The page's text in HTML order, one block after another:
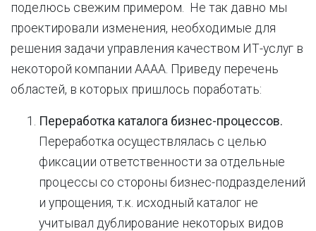
поделюсь свежим примером. Не так давно мы
проектировали изменения, необходимые для
решения задачи управления качеством ИТ-услуг в
некоторой компании АААА. Приведу перечень
областей, в которых пришлось поработать:
Переработка каталога бизнес-процессов.
Переработка осуществлялась с целью
фиксации ответственности за отдельные
процессы со стороны бизнес-подразделений
и упрощения, т.к. исходный каталог не
учитывал дублирование некоторых видов